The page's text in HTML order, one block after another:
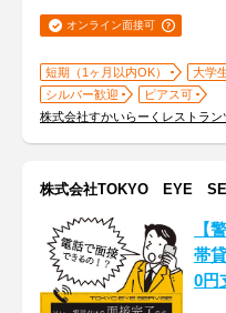
オンライン面接可
短期（1ヶ月以内OK） 大学
シルバー歓迎
ピアス可
株式会社すかいらーくレストラ
株式会社TOKYO EYE
【
帯
0円